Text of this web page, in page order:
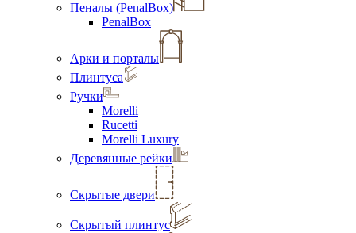
Пеналы (PenalBox)
PenalBox
Арки и порталы
Плинтуса
Ручки
Morelli
Rucetti
Morelli Luxury
Деревянные рейки
Скрытые двери
Скрытый плинтус